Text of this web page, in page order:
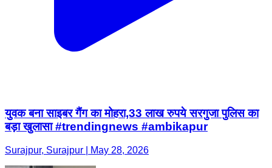
युवक बना साइबर गैंग का मोहरा,33 लाख रुपये सरगुजा पुलिस का
बड़ा खुलासा #trendingnews #ambikapur
Surajpur, Surajpur | May 28, 2026